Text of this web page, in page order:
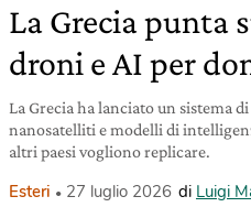
La Grecia punta
droni e AI per
La Grecia ha lanciato un sistema
nanosatelliti e modelli di
altri paesi vogliono replicare.
Esteri 27 luglio 2026 di Luigi